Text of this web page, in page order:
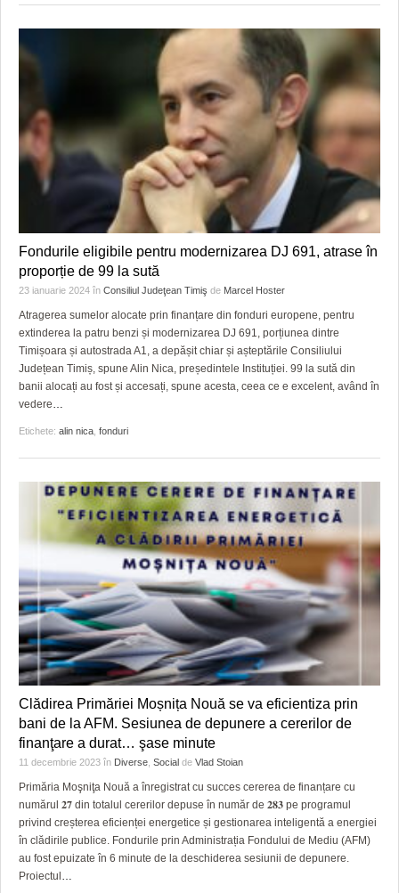
Fondurile eligibile pentru modernizarea DJ 691, atrase în
proporție de 99 la sută
23 ianuarie 2024 în Consiliul Judeţean Timiş de Marcel Hoster
Atragerea sumelor alocate prin finanțare din fonduri europene, pentru
extinderea la patru benzi și modernizarea DJ 691, porțiunea dintre
Timișoara și autostrada A1, a depășit chiar și așteptările Consiliului
Județean Timiș, spune Alin Nica, președintele Instituției. 99 la sută din
banii alocați au fost și accesați, spune acesta, ceea ce e excelent, având în
vedere
Etichete: alin nica fonduri
Clădirea Primăriei Moșnița Nouă se va eficientiza prin
bani de la AFM. Sesiunea de depunere a cererilor de
finanţare a durat… şase minute
11 decembrie 2023 în Diverse Social de Vlad Stoian
Primăria Moşniţa Nouă a înregistrat cu succes cererea de finanțare cu
numărul 𝟐𝟕 din totalul cererilor depuse în număr de 𝟐𝟖𝟑 pe programul
privind creșterea eficienței energetice și gestionarea inteligentă a energiei
în clădirile publice. Fondurile prin Administrația Fondului de Mediu (AFM)
au fost epuizate în 6 minute de la deschiderea sesiunii de depunere.
Proiectul …